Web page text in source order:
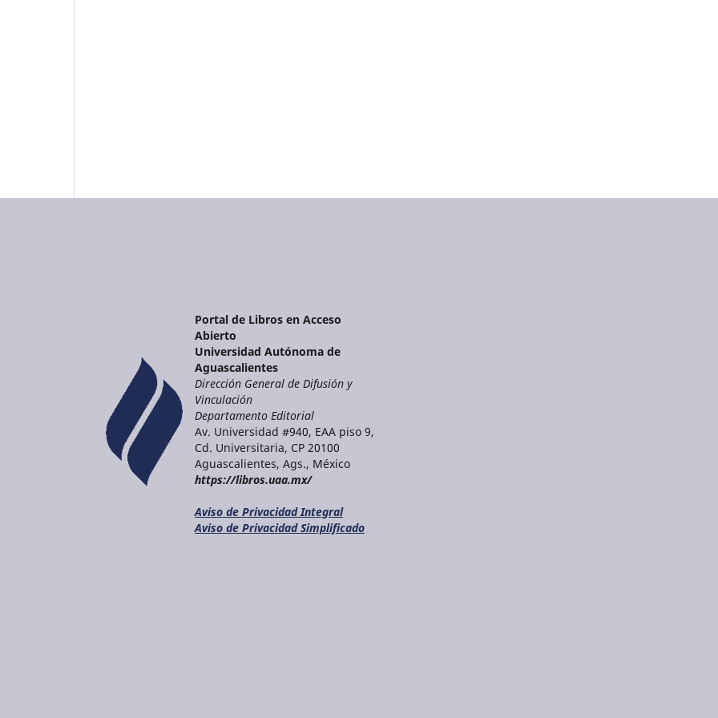
Portal de Libros en Acceso
Abierto
Universidad Autónoma de
Aguascalientes
Dirección General de Difusión y
Vinculación
Departamento Editorial
Av. Universidad #940, EAA piso 9,
Cd. Universitaria, CP 20100
Aguascalientes, Ags., México
https://libros.uaa.mx/
Aviso de Privacidad Integral
Aviso de Privacidad Simplificado